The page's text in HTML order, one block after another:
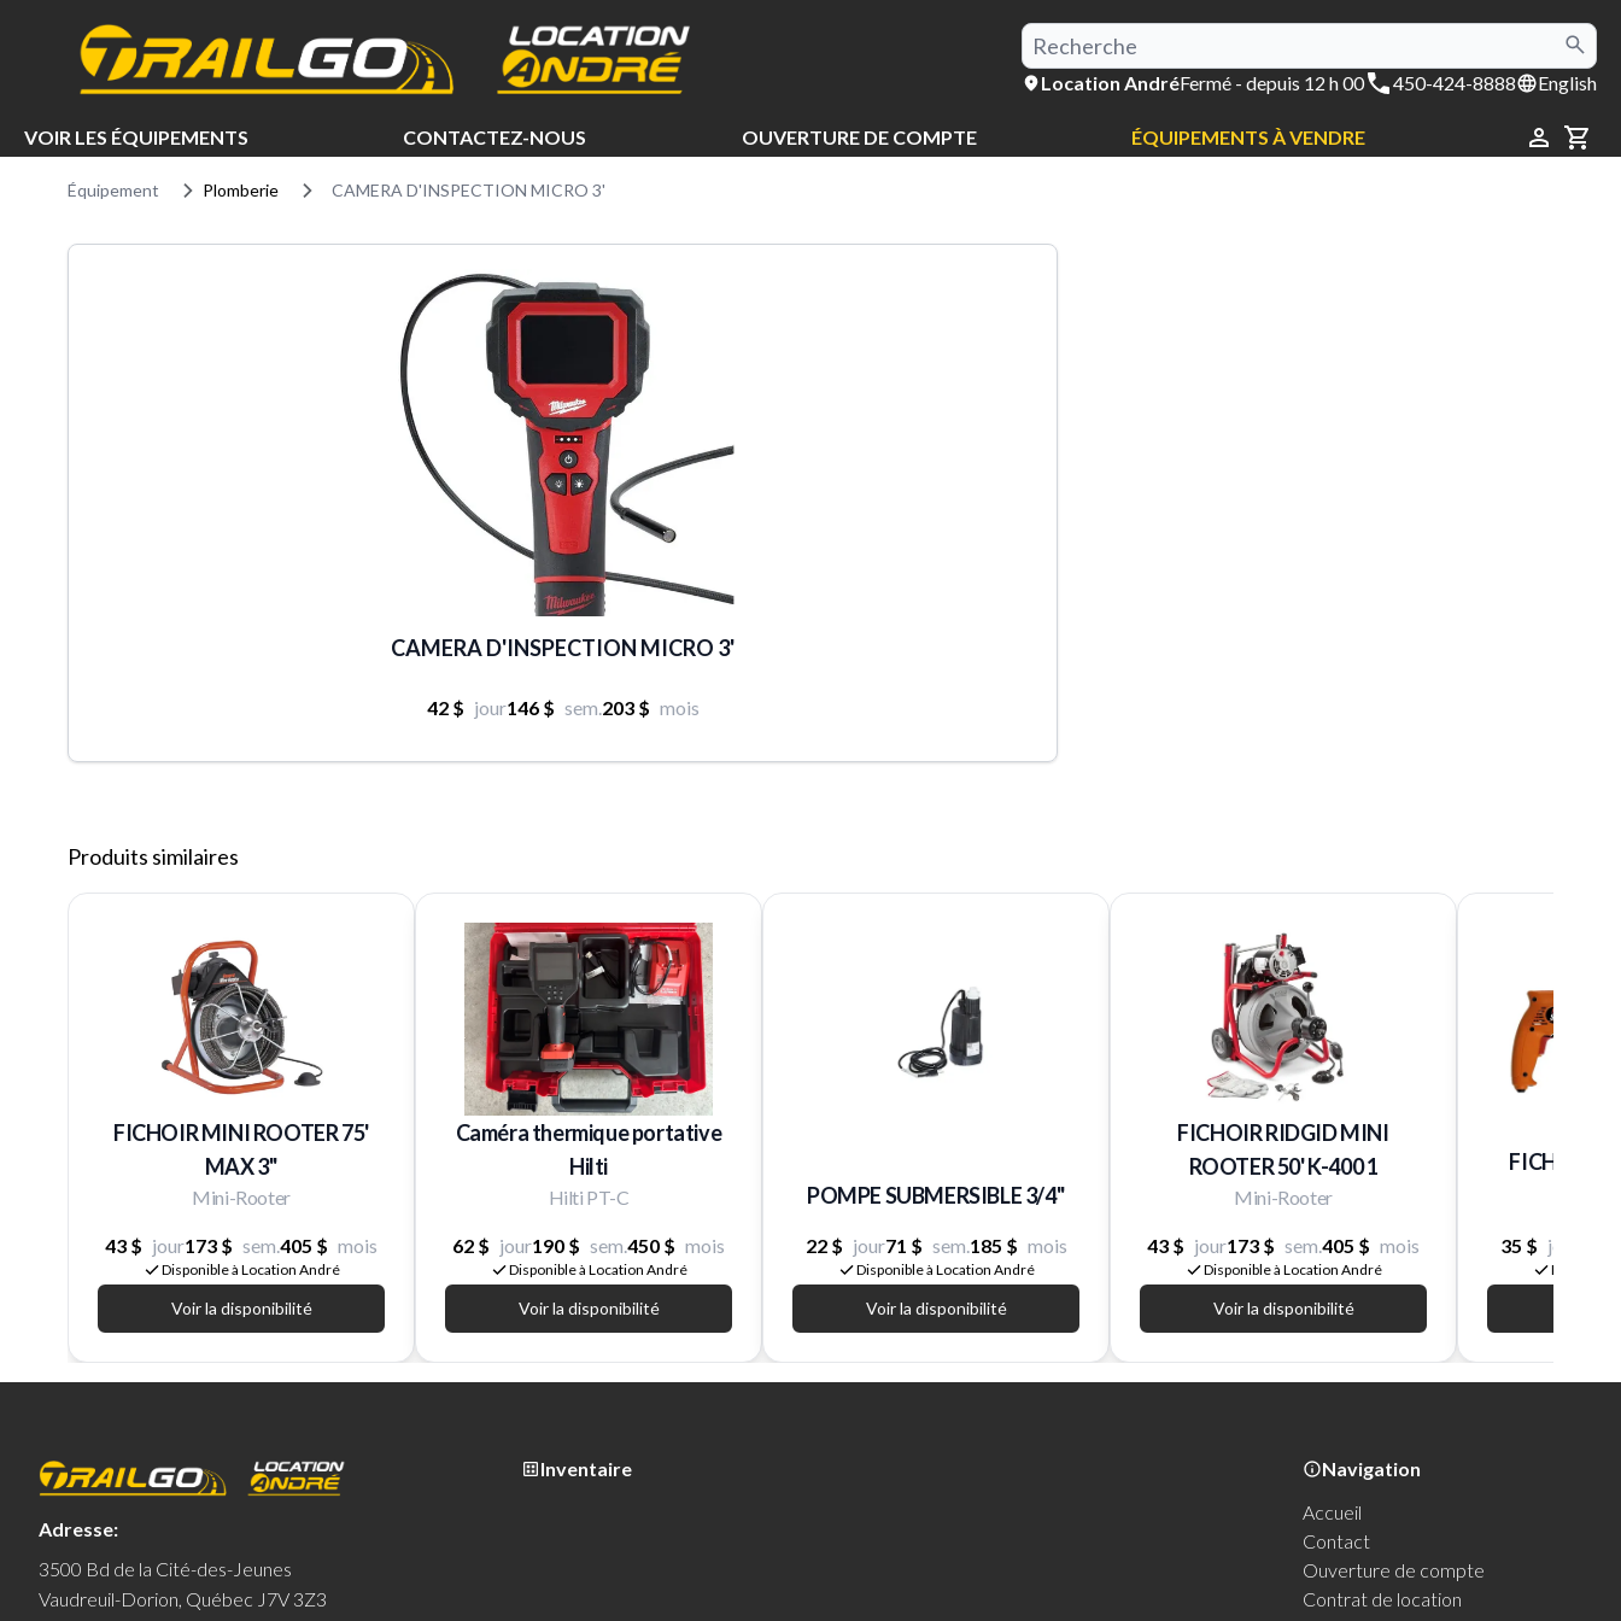
Location AndréFermé - depuis 12 h 00 450-424-8888 English
VOIR LES ÉQUIPEMENTS CONTACTEZ-NOUS OUVERTURE DE COMPTE ÉQUIPEMENTS À VENDRE
Équipement Plomberie CAMERA D'INSPECTION MICRO 3'
CAMERA D'INSPECTION MICRO 3'
42 $ jour146 $ sem.203 $ mois
Produits similaires
FICHOIR MINI ROOTER 75'
MAX 3''
Mini-Rooter
43 $ jour173 $ sem.405 $ mois
Disponible à Location André
Voir la disponibilité
Caméra thermique portative
Hilti
Hilti PT-C
62 $ jour190 $ sem.450 $ mois
Disponible à Location André
Voir la disponibilité
POMPE SUBMERSIBLE 3/4''
22 $ jour71 $ sem.185 $ mois
Disponible à Location André
Voir la disponibilité
FICHOIR RIDGID MINI
ROOTER 50' K-400 1
Mini-Rooter
43 $ jour173 $ sem.405 $ mois
Disponible à Location André
Voir la disponibilité
FICHOIR
35 $ jour
Adresse:
3500 Bd de la Cité-des-Jeunes
Vaudreuil-Dorion, Québec J7V 3Z3
Inventaire
Navigation
Accueil
Contact
Ouverture de compte
Contrat de location